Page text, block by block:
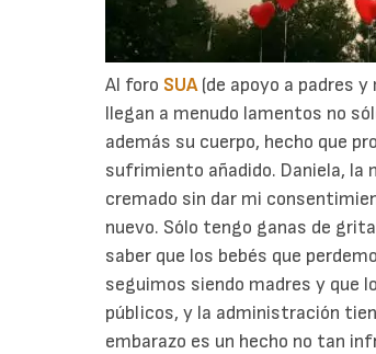
Al foro SUA(de apoyo a padres
llegan a menudo lamentos no
además su cuerpo, hecho que
sufrimiento añadido. Daniela, la
cremado sin dar mi
nuevo. Sólo tengo ganas de
saber que los bebés que
seguimos siendo madres y que
públicos, y la administración
embarazo es un hecho no tan